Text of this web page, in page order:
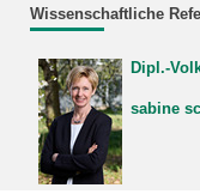
Wissenschaftliche
Dipl.-
sabine